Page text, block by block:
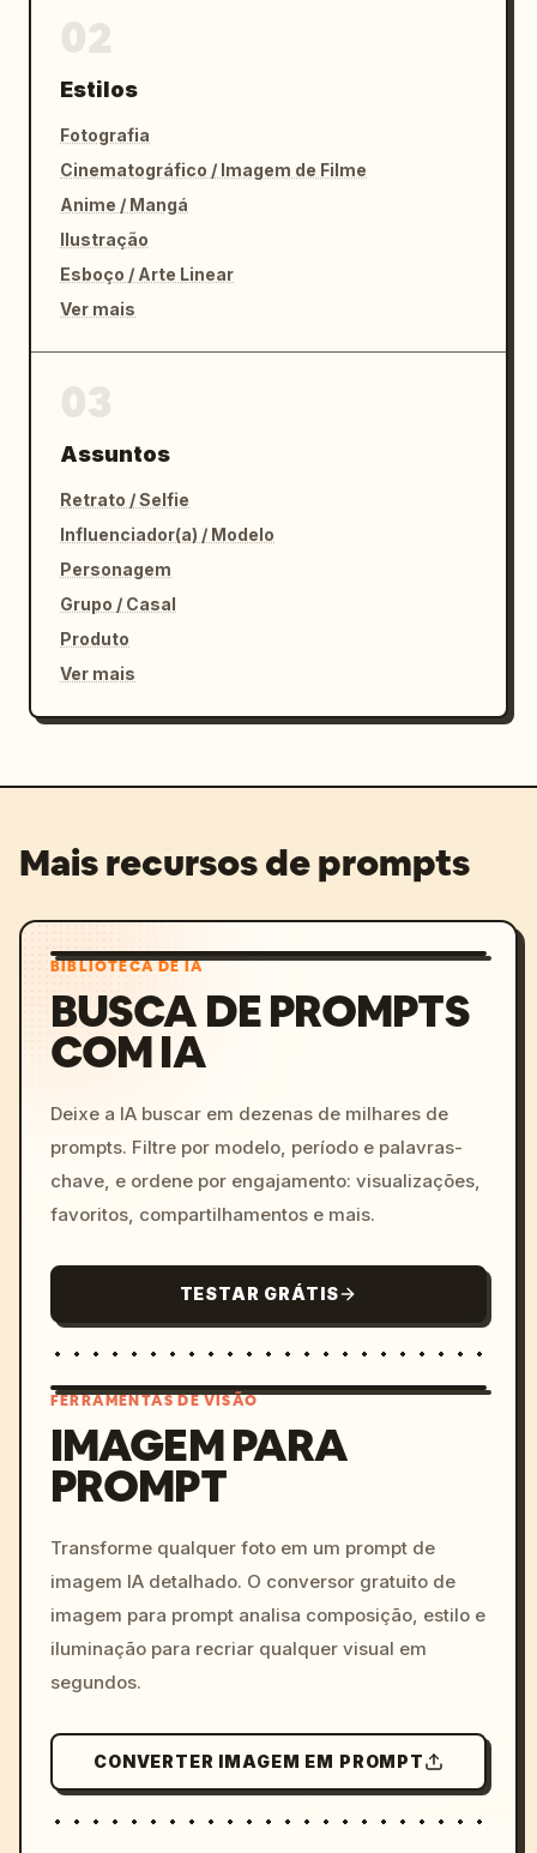
Estilos
Fotografia
Cinematográfico / Imagem de Filme
Anime / Mangá
Ilustração
Esboço / Arte Linear
Ver mais
Assuntos
Retrato / Selfie
Influenciador(a) / Modelo
Personagem
Grupo / Casal
Produto
Ver mais
Mais recursos de prompts
BIBLIOTECA DE IA
BUSCA DE PROMPTS
COM IA
Deixe a IA buscar em dezenas de milhares de
prompts. Filtre por modelo, período e palavras-
chave, e ordene por engajamento: visualizações,
favoritos, compartilhamentos e mais.
TESTAR GRÁTIS
colors, 8k --v 6.0
FERRAMENTAS DE VISÃO
IMAGEM PARA
PROMPT
Transforme qualquer foto em um prompt de
imagem IA detalhado. O conversor gratuito de
imagem para prompt analisa composição, estilo e
iluminação para recriar qualquer visual em
segundos.
CONVERTER IMAGEM EM PROMPT